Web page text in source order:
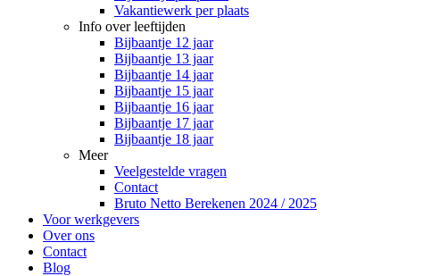
Vakantiewerk per plaats
Info over leeftijden
Bijbaantje 12 jaar
Bijbaantje 13 jaar
Bijbaantje 14 jaar
Bijbaantje 15 jaar
Bijbaantje 16 jaar
Bijbaantje 17 jaar
Bijbaantje 18 jaar
Meer
Veelgestelde vragen
Contact
Bruto Netto Berekenen 2024 / 2025
Voor werkgevers
Over ons
Contact
Blog